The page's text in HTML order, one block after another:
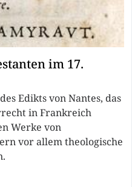
im 17.
Edikts von Nantes, das
in Frankreich
Werke von
vor allem theologische